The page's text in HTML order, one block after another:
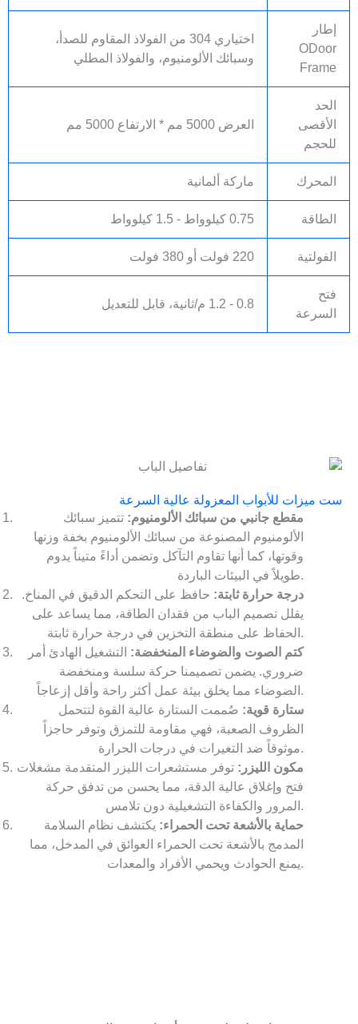
إطار
ODoor
Frame
اختياري 304 من الفولاذ المقاوم للصدأ،
وسبائك الألومنيوم، والفولاذ المطلي
الحد
الأقصى
للحجم
العرض 5000 مم * الارتفاع 5000 مم
المحرك ماركة ألمانية
الطاقة 0.75 كيلوواط - 1.5 كيلوواط
الفولتية 220 فولت أو 380 فولت
فتح
السرعة
0.8 - 1.2 م/ثانية، قابل للتعديل
ست ميزات للأبواب المعزولة عالية السرعة
مقطع جانبي من سبائك الألومنيوم: تتميز سبائك
الألومنيوم المصنوعة من سبائك الألومنيوم بخفة وزنها
وقوتها، كما أنها تقاوم التآكل وتضمن أداءً متيناً يدوم
طويلاً في البيئات الباردة.
درجة حرارة ثابتة: حافظ على التحكم الدقيق في المناخ.
يقلل تصميم الباب من فقدان الطاقة، مما يساعد على
الحفاظ على منطقة التخزين في درجة حرارة ثابتة.
كتم الصوت والضوضاء المنخفضة: التشغيل الهادئ أمر
ضروري. يضمن تصميمنا حركة سلسة ومنخفضة
الضوضاء مما يخلق بيئة عمل أكثر راحة وأقل إزعاجاً.
ستارة قوية: صُممت الستارة عالية القوة لتتحمل
الظروف الصعبة، فهي مقاومة للتمزق وتوفر حاجزاً
موثوقاً ضد التغيرات في درجات الحرارة.
مكون الليزر: توفر مستشعرات الليزر المتقدمة مشغلات
فتح وإغلاق عالية الدقة، مما يحسن من تدفق حركة
المرور والكفاءة التشغيلية دون تلامس.
حماية بالأشعة تحت الحمراء: يكتشف نظام السلامة
المدمج بالأشعة تحت الحمراء العوائق في المدخل، مما
يمنع الحوادث ويحمي الأفراد والمعدات.